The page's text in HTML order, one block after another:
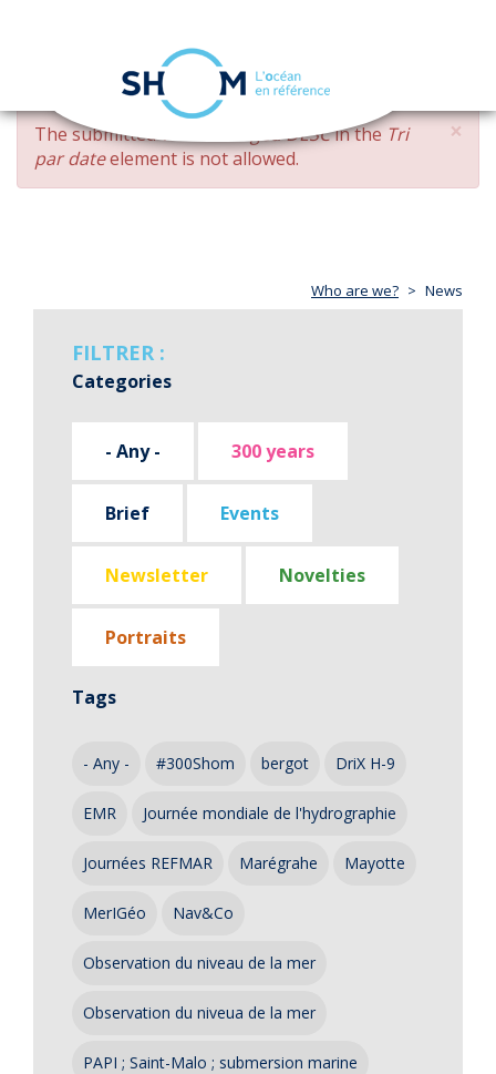
Skip
main
content
navigation
×
ERROR
MESSAGE
The submitted value changed DESCin the Tri
par dateelement is not allowed.
Who are we? News
FILTRER :
Categories
- Any - 300 years
Brief Events
Newsletter Novelties
Portraits
Tags
- Any - #300Shom bergot DriX H-9
EMR Journée mondiale de l'hydrographie
Journées REFMAR Marégrahe Mayotte
MerIGéo Nav&Co
Observation du niveau de la mer
Observation du niveua de la mer
PAPI ; Saint-Malo ; submersion marine